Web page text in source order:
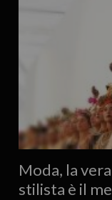
Moda, la
stilista è il